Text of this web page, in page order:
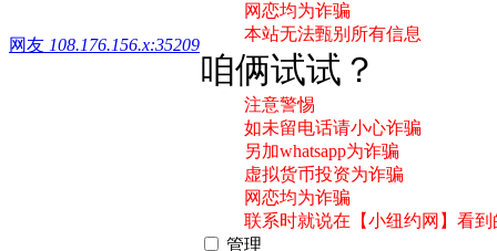
网友 108.176.156.x:35209
网恋均为诈骗
本站无法甄别所有信息
咱俩试试？
注意警惕
如未留电话请小心诈骗
另加whatsapp为诈骗
虚拟货币投资为诈骗
网恋均为诈骗
联系时就说在【小纽约网】看到
管理